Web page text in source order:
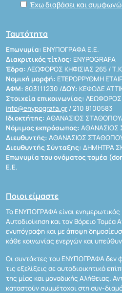
Έχω διαβάσει και
Ταυτότητα
Επωνυμία: ΕΝΥΠΟΓΡΑΦΑ Ε.Ε.
Διακριτικός τίτλος: ENYPOGRAFA
Έδρα: ΛΕΩΦΟΡΟΣ ΚΗΦΙΣΙΑΣ 265 /
Νομική μορφή: ΕΤΕΡΟΡΡΥΘΜΗ
ΑΦΜ: 803111230 /ΔΟΥ: ΚΕΦΟΔΕ
Στοιχεία επικοινωνίας: ΛΕΩΦΟΡΟΣ
info@enypografa.gr / 210 8100583
Ιδιοκτήτης: ΑΘΑΝΑΣΙΟΣ
Νόμιμος εκπρόσωπος: ΑΘΑΝΑΣΙΟΣ
Διευθυντής: ΑΘΑΝΑΣΙΟΣ
Διευθυντής Σύνταξης: ΔΗΜΗΤΡΑ
Επωνυμία του ονόματος τομέα
Ε.Ε.
Ποιοι είμαστε
Το ΕΝΥΠΟΓΡΑΦΑ είναι ενημερωτικός
Αυτοδιοίκηση και τον Βόρειο Τομέα
ενυπόγραφη και με άποψη
κάθε κοινωνίας ενεργών και
Οι συντάκτες του ΕΝΥΠΟΓΡΑΦΑ δεν
τις εξελίξεις σε αυτοδιοικητικό
της μίας και μοναδικής Αλήθειας.
καταστούν συμμέτοχοι στη συν-